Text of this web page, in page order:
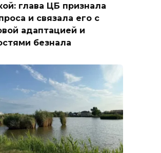
глава ЦБ признала
и связала его с
адаптацией и
безнала